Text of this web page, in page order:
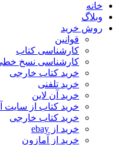
خانه
وبلاگ
روش خرید
قوانین
کارشناسی کتاب
کارشناسی نسخ
خرید کتاب خارجی
خرید تلفنی
خرید آن لاین
خرید کتاب از سایت
خرید کتاب خارجی
خرید از ebay
خرید از آمازون